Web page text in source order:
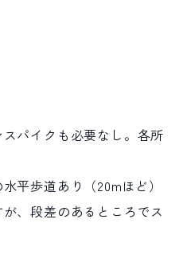
パイクも必要なし。各所
平歩道あり（20mほど）
、段差のあるところでス